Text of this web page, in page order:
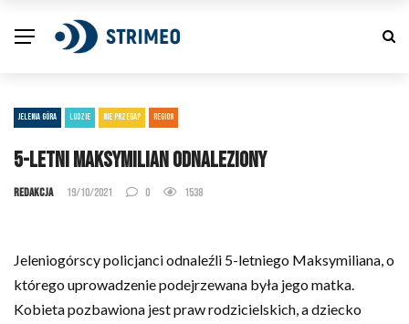
JELENIA GÓRA LUDZIE NIE PRZEGAP REGION
5-letni Maksymilian odnaleziony
Redakcja 19/10/2021 0 1538
Jeleniogórscy policjanci odnaleźli 5-letniego Maksymiliana, o
którego uprowadzenie podejrzewana była jego matka.
Kobieta pozbawiona jest praw rodzicielskich, a dziecko